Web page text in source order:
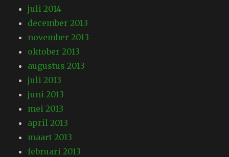
juli 2014
december 2013
november 2013
oktober 2013
augustus 2013
juli 2013
juni 2013
mei 2013
april 2013
maart 2013
februari 2013